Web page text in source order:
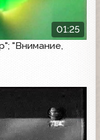
01:25
"Внимание,